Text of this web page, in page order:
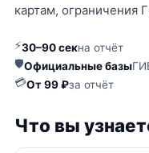
картам, ограничения
⚡30–90 секна отчёт
🛡Официальные базы
💳От 99 ₽за отчёт
Что вы